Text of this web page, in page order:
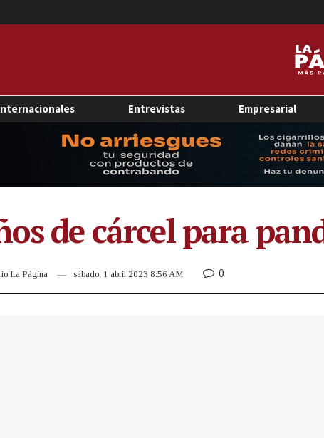
Entrevistas Empresarial
de cárcel para
La Página sábado, 1 abril 2023 8:56 AM 0